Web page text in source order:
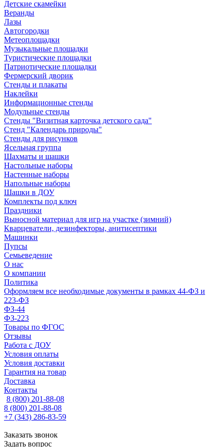
Детские скамейки
Веранды
Лазы
Автогородки
Метеоплощадки
Музыкальные площадки
Туристические площадки
Патриотические площадки
Фермерский дворик
Стенды и плакаты
Наклейки
Информационные стенды
Модульные стенды
Стенды "Визитная карточка детского сада"
Стенд "Календарь природы"
Стенды для рисунков
Ясельная группа
Шахматы и шашки
Настольные наборы
Настенные наборы
Напольные наборы
Шашки в ДОУ
Комплекты под ключ
Праздники
Выносной материал для игр на участке (зимний)
Кварцеватели, дезинфекторы, анитисептики
Машинки
Пупсы
Семьеведение
О нас
О компании
Политика
Оформляем все необходимые документы в рамках 44-ФЗ и
223-ФЗ
ФЗ-44
ФЗ-223
Товары по ФГОС
Отзывы
Работа с ДОУ
Условия оплаты
Условия доставки
Гарантия на товар
Доставка
Контакты
8 (800) 201-88-08
8 (800) 201-88-08
+7 (343) 286-83-59
Заказать звонок
Задать вопрос